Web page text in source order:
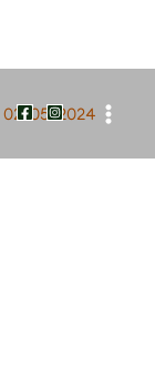
02/05/2024